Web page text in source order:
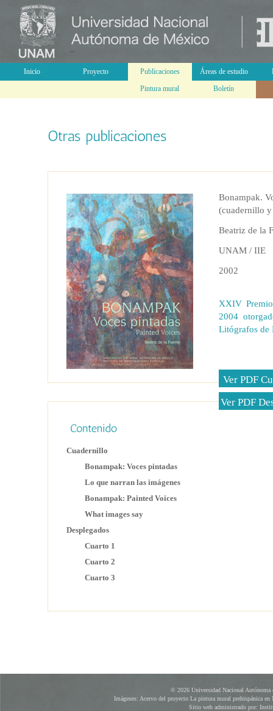
Inicio Proyecto
Publicaciones
Pintura mural
Boletín
Áreas de estudio
Bonampak.
(cuadernillo y
Beatriz de la
UNAM / IIE
2002
XXIV
2004
Litógrafos de
Ver PDF
Ver PDF
Cuadernillo
Bonampak: Voces pintadas
Lo que narran las imágenes
Bonampak: Painted Voices
What images say
Desplegados
Cuarto 1
Cuarto 2
Cuarto 3
© 2026 Universidad Nacional Autónoma
Imágenes: Acervo del proyecto La pintura mural prehispánica
Sitio web administrado por: